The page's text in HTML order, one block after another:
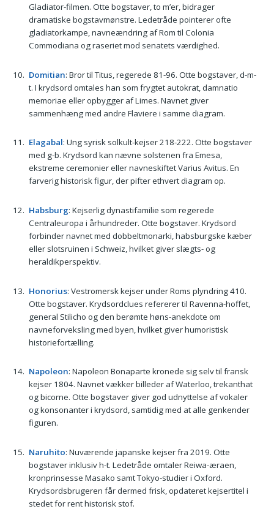
Gladiator-filmen. Otte bogstaver, to m’er, bidrager
dramatiske bogstavmønstre. Ledetråde pointerer ofte
gladiatorkampe, navneændring af Rom til Colonia
Commodiana og raseriet mod senatets værdighed.
Domitian: Bror til Titus, regerede 81-96. Otte bogstaver, d-m-
t. I krydsord omtales han som frygtet autokrat, damnatio
memoriae eller opbygger af Limes. Navnet giver
sammenhæng med andre Flaviere i samme diagram.
Elagabal: Ung syrisk solkult-kejser 218-222. Otte bogstaver
med g-b. Krydsord kan nævne solstenen fra Emesa,
ekstreme ceremonier eller navneskiftet Varius Avitus. En
farverig historisk figur, der pifter ethvert diagram op.
Habsburg: Kejserlig dynastifamilie som regerede
Centraleuropa i århundreder. Otte bogstaver. Krydsord
forbinder navnet med dobbeltmonarki, habsburgske kæber
eller slotsruinen i Schweiz, hvilket giver slægts- og
heraldikperspektiv.
Honorius: Vestromersk kejser under Roms plyndring 410.
Otte bogstaver. Krydsordclues refererer til Ravenna-hoffet,
general Stilicho og den berømte høns-anekdote om
navneforveksling med byen, hvilket giver humoristisk
historiefortælling.
Napoleon: Napoleon Bonaparte kronede sig selv til fransk
kejser 1804. Navnet vækker billeder af Waterloo, trekanthat
og bicorne. Otte bogstaver giver god udnyttelse af vokaler
og konsonanter i krydsord, samtidig med at alle genkender
figuren.
Naruhito: Nuværende japanske kejser fra 2019. Otte
bogstaver inklusiv h-t. Ledetråde omtaler Reiwa-æraen,
kronprinsesse Masako samt Tokyo-studier i Oxford.
Krydsordsbrugeren får dermed frisk, opdateret kejsertitel i
stedet for rent historisk stof.